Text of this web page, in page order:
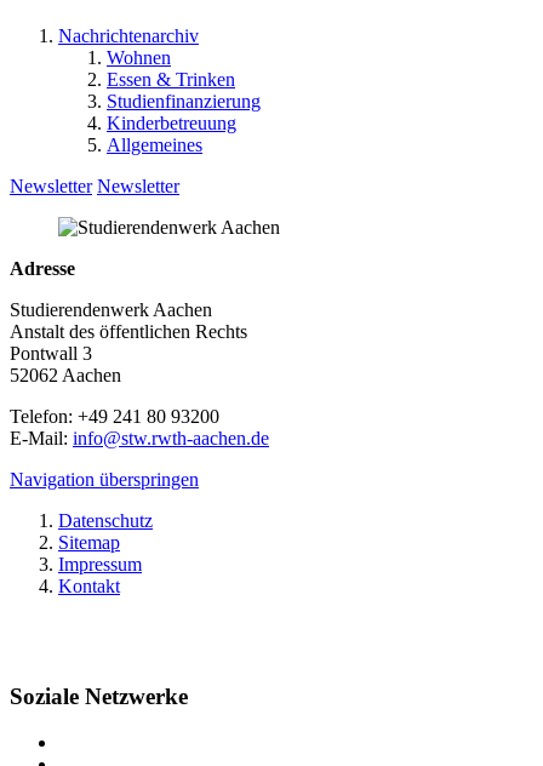
Nachrichtenarchiv
Wohnen
Essen & Trinken
Studienfinanzierung
Kinderbetreuung
Allgemeines
Newsletter Newsletter
Adresse
Studierendenwerk Aachen
Anstalt des öffentlichen Rechts
Pontwall 3
52062 Aachen
Telefon: +49 241 80 93200
E-Mail: info@stw.rwth-aachen.de
Navigation überspringen
Datenschutz
Sitemap
Impressum
Kontakt
Soziale Netzwerke